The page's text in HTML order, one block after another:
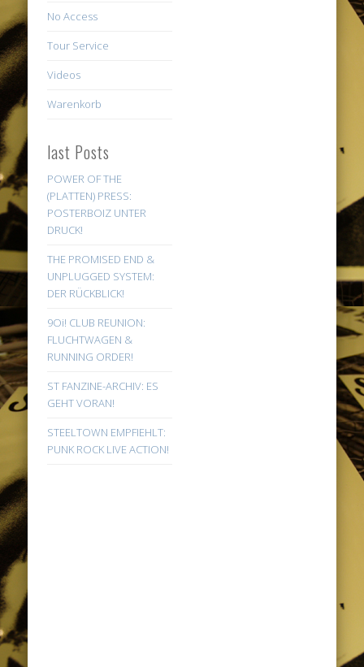
No Access
Tour Service
Videos
Warenkorb
last Posts
POWER OF THE
(PLATTEN) PRESS:
POSTERBOIZ UNTER
DRUCK!
THE PROMISED END &
UNPLUGGED SYSTEM:
DER RÜCKBLICK!
9Oi! CLUB REUNION:
FLUCHTWAGEN &
RUNNING ORDER!
ST FANZINE-ARCHIV: ES
GEHT VORAN!
STEELTOWN EMPFIEHLT:
PUNK ROCK LIVE ACTION!